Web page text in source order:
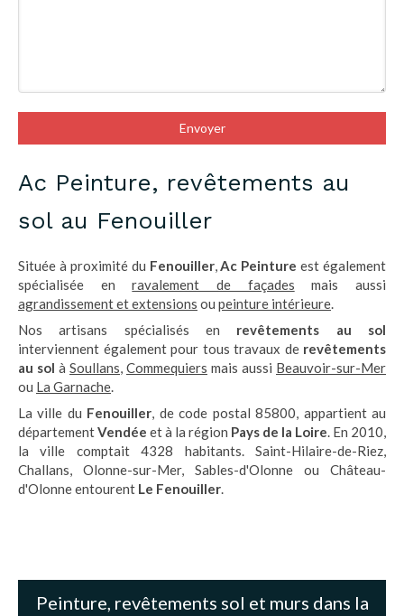
Envoyer
Ac Peinture, revêtements au
sol au Fenouiller
Située à proximité du Fenouiller,Ac Peinture est également
spécialisée enravalement de façades mais aussi
agrandissement et extensions ou peinture intérieure.
Nos artisans spécialisés en revêtements au sol
interviennent également pour tous travaux de revêtements
au sol à Soullans, Commequiers mais aussi Beauvoir-sur-Mer
ou La Garnache.
La ville du Fenouiller, de code postal 85800, appartient au
départementVendée et à la région Pays de la Loire. En 2010,
la ville comptait 4328 habitants. Saint-Hilaire-de-Riez,
Challans, Olonne-sur-Mer, Sables-d'Olonne ou Château-
d'Olonne entourent Le Fenouiller.
Peinture, revêtements sol et murs dans la